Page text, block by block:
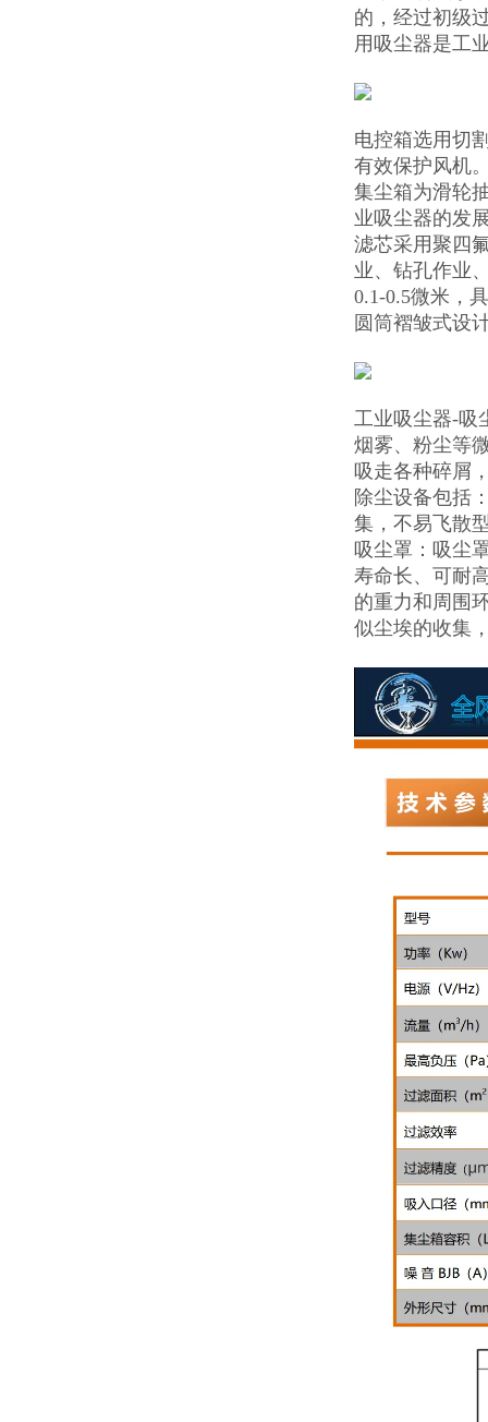
的，经过初级
用吸尘器是工
电控箱选用切
有效保护风机
集尘箱为滑轮
业吸尘器的发
滤芯采用聚四
业、钻孔作业
0.1-0.5微米，
圆筒褶皱式设
工业吸尘器-吸
烟雾、粉尘等
吸走各种碎屑
除尘设备包括
集，不易飞散
吸尘罩：吸尘
寿命长、可耐
的重力和周围
似尘埃的收集